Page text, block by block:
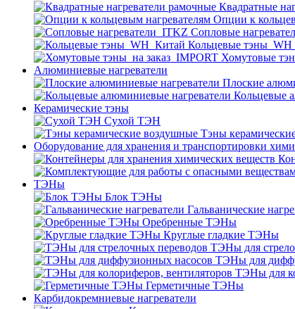
Квадратные
Опции к
Cопловые
Кольцевые
Хомутовые
Алюминиевые нагреватели
Плоские
Кольцевые
Керамические тэны
Сухой ТЭН
Тэны
Оборудование для хранения и транспортировки
ТЭНы
Блок ТЭНы
Гальванические
Оребренные ТЭНы
Круглые гладкие ТЭНы
ТЭНы для
ТЭНы для
ТЭНы для
Герметичные ТЭНы
Карбидокремниевые нагреватели